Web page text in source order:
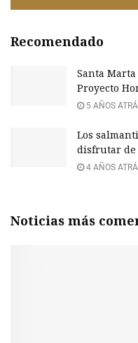
Recomendado
Santa
Proyecto
5 AÑOS
Los
disfrutar de
4 AÑOS
Noticias más